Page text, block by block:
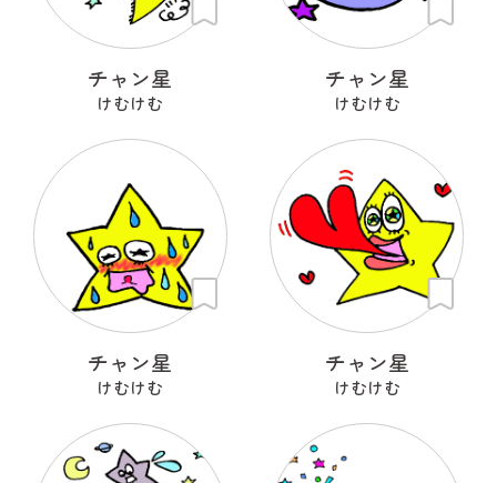
チャン星
けむけむ
チャン星
けむけむ
チャン星
けむけむ
チャン星
けむけむ